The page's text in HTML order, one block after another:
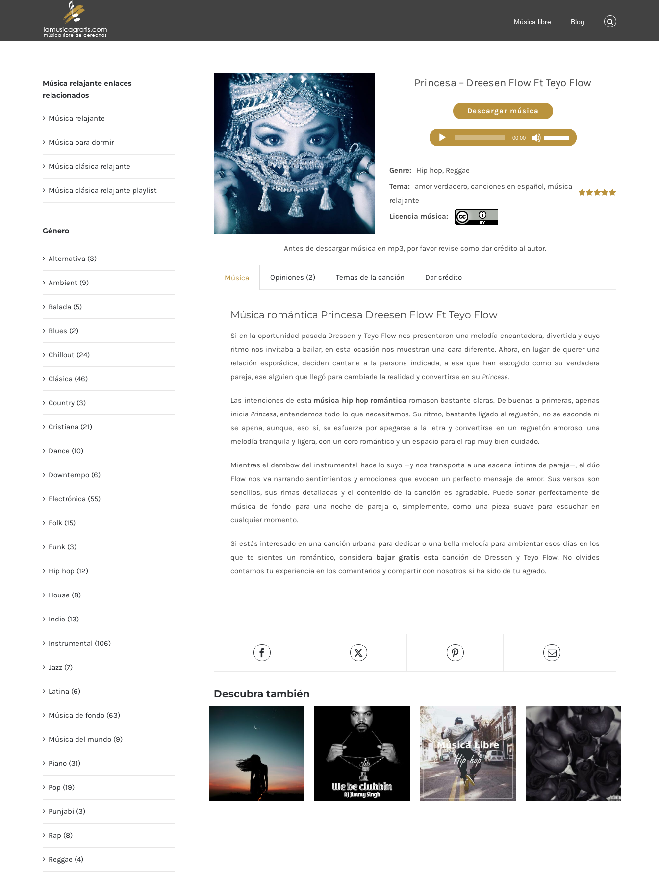
Música libre Blog
Princesa – Dreesen Flow Ft Teyo Flow
Descargar música
Reproductor
de
00:00
Utiliza
las
flecha
o
Genre:
Hip hop, Reggae
Tema:
amor verdadero, canciones en español, música
relajante
Licencia música:
Antes de descargar música en mp3, por favor revise como dar crédito al autor.
Música Opiniones (2) Temas de la canción Dar crédito
Música romántica Princesa Dreesen Flow Ft Teyo Flow
Si en la oportunidad pasada Dressen y Teyo Flow nos presentaron una melodía encantadora, divertida y cuyo
ritmo nos invitaba a bailar, en esta ocasión nos muestran una cara diferente. Ahora, en lugar de querer una
relación esporádica, deciden cantarle a la persona indicada, a esa que han escogido como su verdadera
pareja, ese alguien que llegó para cambiarle la realidad y convertirse en su Princesa.
Las intenciones de esta música hip hop romántica romason bastante claras. De buenas a primeras, apenas
inicia Princesa, entendemos todo lo que necesitamos. Su ritmo, bastante ligado al reguetón, no se esconde ni
se apena, aunque, eso sí, se esfuerza por apegarse a la letra y convertirse en un reguetón amoroso, una
melodía tranquila y ligera, con un coro romántico y un espacio para el rap muy bien cuidado.
Mientras el dembow del instrumental hace lo suyo —y nos transporta a una escena íntima de pareja—, el dúo
Flow nos va narrando sentimientos y emociones que evocan un perfecto mensaje de amor. Sus versos son
sencillos, sus rimas detalladas y el contenido de la canción es agradable. Puede sonar perfectamente de
música de fondo para una noche de pareja o, simplemente, como una pieza suave para escuchar en
cualquier momento.
Si estás interesado en una canción urbana para dedicar o una bella melodía para ambientar esos días en los
que te sientes un romántico, considera bajar gratisesta canción de Dressen y Teyo Flow. No olvides
contarnos tu experiencia en los comentarios y compartir con nosotros si ha sido de tu agrado.
Descubra también
Música relajante enlaces
relacionados
Música relajante
Música para dormir
Música clásica relajante
Música clásica relajante playlist
Género
Alternativa (3)
Ambient (9)
Balada (5)
Blues (2)
Chillout (24)
Clásica (46)
Country (3)
Cristiana (21)
Dance (10)
Downtempo (6)
Electrónica (55)
Folk (15)
Funk (3)
Hip hop (12)
House (8)
Indie (13)
Instrumental (106)
Jazz (7)
Latina (6)
Música de fondo (63)
Música del mundo (9)
Piano (31)
Pop (19)
Punjabi (3)
Rap (8)
Reggae (4)